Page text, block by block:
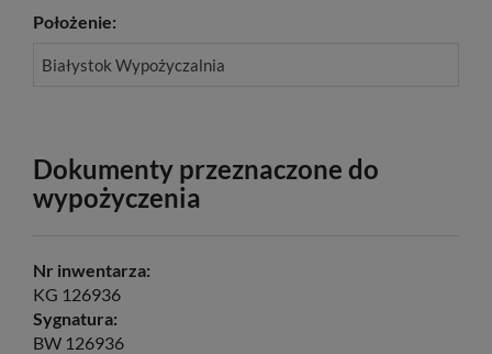
Położenie:
Białystok Wypożyczalnia
Dokumenty przeznaczone do
wypożyczenia
Nr inwentarza:
KG 126936
Sygnatura:
BW 126936